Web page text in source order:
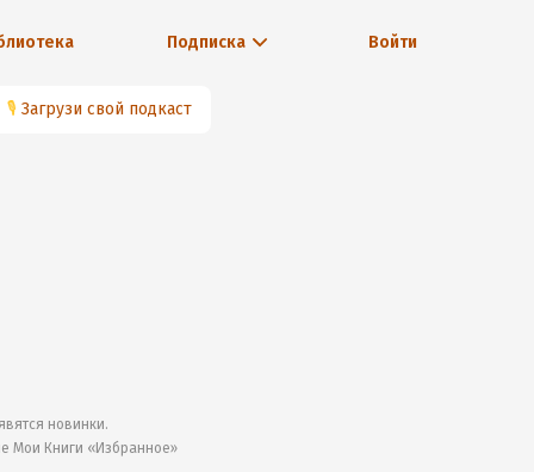
Подписка Войти
🎙 Загрузи свой подкаст
новинки.
Мои Книги «Избранное»